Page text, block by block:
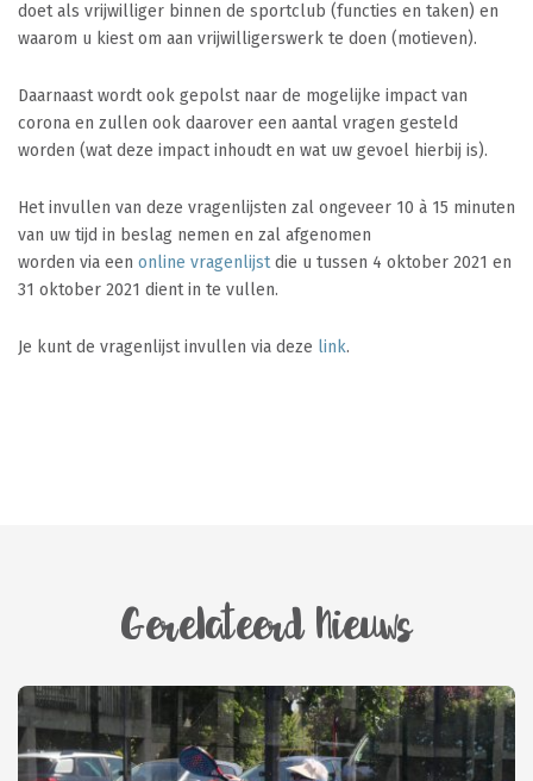
doet als vrijwilliger binnen de sportclub (functies en taken) en
waarom u kiest om aan vrijwilligerswerk te doen (motieven).
Daarnaast wordt ook gepolst naar de mogelijke impact van
corona en zullen ook daarover een aantal vragen gesteld
worden (wat deze impact inhoudt en wat uw gevoel hierbij is).
Het invullen van deze vragenlijsten zal ongeveer 10 à 15 minuten
van uw tijd in beslag nemen en zal afgenomen
worden via een online vragenlijstdie u tussen 4 oktober 2021 en
31 oktober 2021 dient in te vullen.
Je kunt de vragenlijst invullen via deze link.
Gerelateerd Nieuws